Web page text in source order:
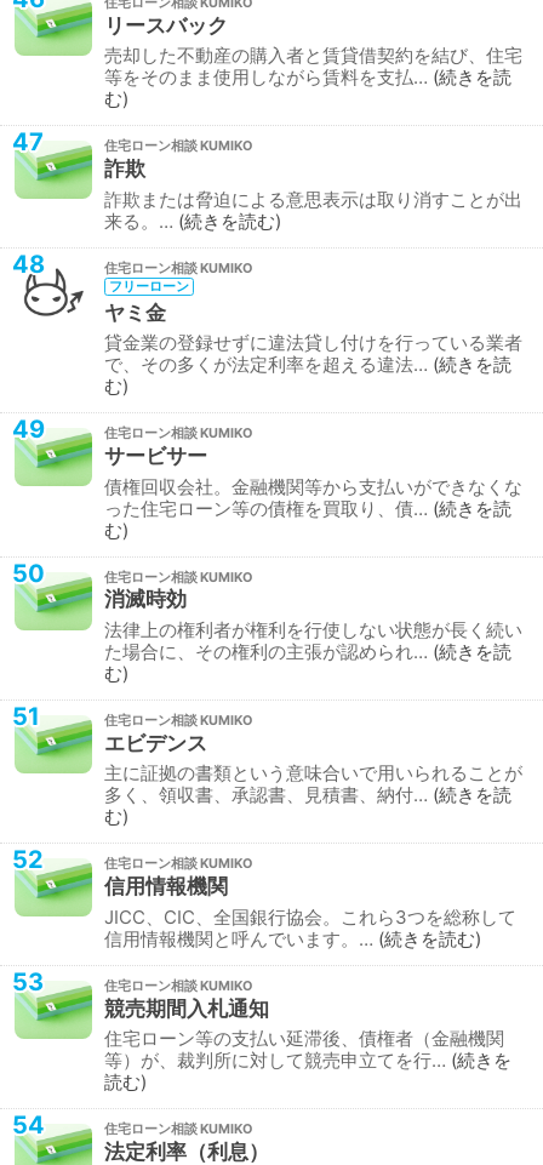
リースバック
売却した不動産の購入者と賃貸借契約を結び、住宅
等をそのまま使用しながら賃料を支払… 続きを読
む
47 住宅ローン相談
詐欺
詐欺または脅迫による意思表示は取り消すことが出
来る。… 続きを読む
48
住宅ローン相談
フリーローン
ヤミ金
貸金業の登録せずに違法貸し付けを行っている業者
で、その多くが法定利率を超える違法… 続きを読
む
49 住宅ローン相談
サービサー
債権回収会社。金融機関等から支払いができなくな
った住宅ローン等の債権を買取り、債… 続きを読
む
50 住宅ローン相談
消滅時効
法律上の権利者が権利を行使しない状態が長く続い
た場合に、その権利の主張が認められ… 続きを読
む
51 住宅ローン相談
エビデンス
主に証拠の書類という意味合いで用いられることが
多く、領収書、承認書、見積書、納付… 続きを読
む
52 住宅ローン相談
信用情報機関
JICC、CIC、全国銀行協会。これら3つを総称して
信用情報機関と呼んでいます。… 続きを読む
53 住宅ローン相談
競売期間入札通知
住宅ローン等の支払い延滞後、債権者（金融機関
等）が、裁判所に対して競売申立てを行… 続きを
読む
54 住宅ローン相談
法定利率（利息）